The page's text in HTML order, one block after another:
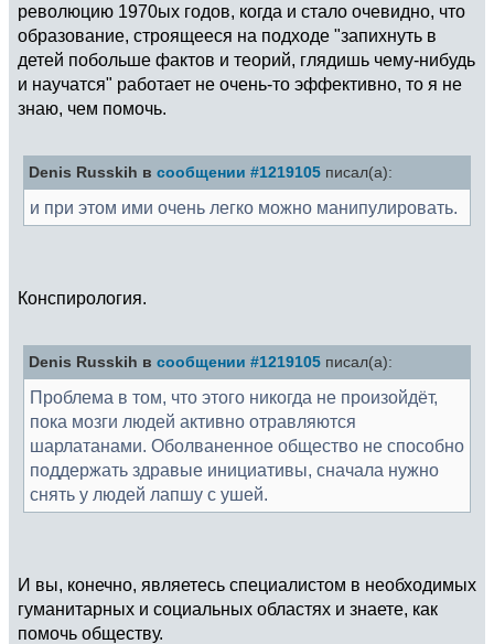
революцию 1970ых годов, когда и стало очевидно, что
образование, строящееся на подходе "запихнуть в
детей побольше фактов и теорий, глядишь чему-нибудь
и научатся" работает не очень-то эффективно, то я не
знаю, чем помочь.
Denis Russkih в сообщении #1219105 писал(а):
и при этом ими очень легко можно манипулировать.
Конспирология.
Denis Russkih в сообщении #1219105 писал(а):
Проблема в том, что этого никогда не произойдёт,
пока мозги людей активно отравляются
шарлатанами. Оболваненное общество не способно
поддержать здравые инициативы, сначала нужно
снять у людей лапшу с ушей.
И вы, конечно, являетесь специалистом в необходимых
гуманитарных и социальных областях и знаете, как
помочь обществу.